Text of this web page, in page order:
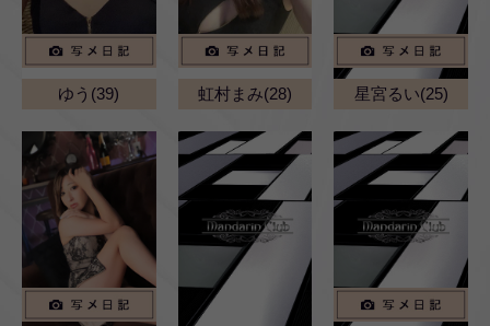
ゆう(39) 虹村まみ(28) 星宮るい(25)